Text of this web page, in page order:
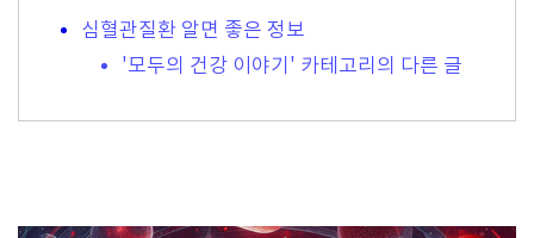
심혈관질환 알면 좋은 정보
'모두의 건강 이야기' 카테고리의 다른 글